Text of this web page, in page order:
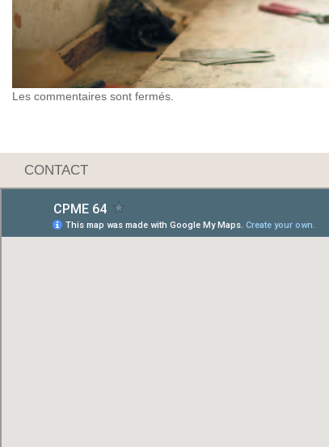
Les commentaires sont fermés.
CONTACT